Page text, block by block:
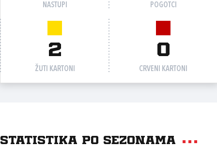
NASTUPI POGOTCI
2
ŽUTI KARTONI
0
CRVENI KARTONI
Statistika po sezonama